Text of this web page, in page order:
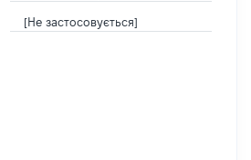
[Не застосовується]